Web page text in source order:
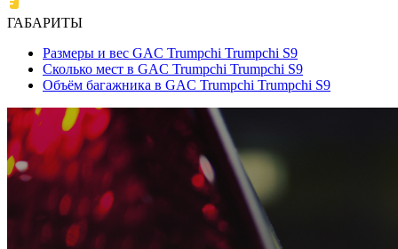
ГАБАРИТЫ
Размеры и вес GAC Trumpchi Trumpchi S9
Сколько мест в GAC Trumpchi Trumpchi S9
Объём багажника в GAC Trumpchi Trumpchi S9